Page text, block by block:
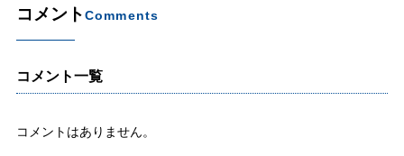
コメントComments
コメント一覧
コメントはありません。